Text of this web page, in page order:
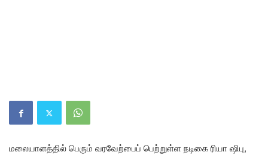
மலையாளத்தில் பெரும் வரவேற்பைப் பெற்றுள்ள நடிகை ரியா ஷிபு,